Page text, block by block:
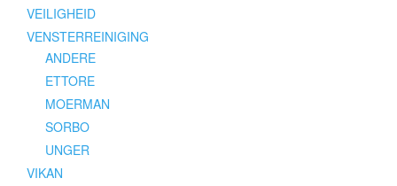
VEILIGHEID
VENSTERREINIGING
ANDERE
ETTORE
MOERMAN
SORBO
UNGER
VIKAN